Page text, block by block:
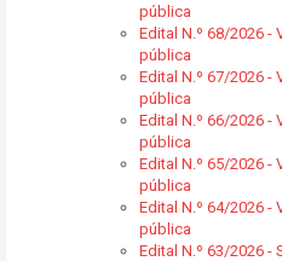
pública
Edital N.º 68/2026 -
pública
Edital N.º 67/2026 -
pública
Edital N.º 66/2026 -
pública
Edital N.º 65/2026 -
pública
Edital N.º 64/2026 -
pública
Edital N.º 63/2026